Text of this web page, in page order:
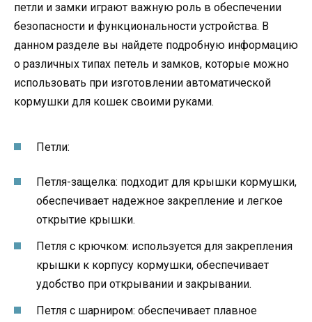
петли и замки играют важную роль в обеспечении
безопасности и функциональности устройства. В
данном разделе вы найдете подробную информацию
о различных типах петель и замков, которые можно
использовать при изготовлении автоматической
кормушки для кошек своими руками.
Петли:
Петля-защелка: подходит для крышки кормушки,
обеспечивает надежное закрепление и легкое
открытие крышки.
Петля с крючком: используется для закрепления
крышки к корпусу кормушки, обеспечивает
удобство при открывании и закрывании.
Петля с шарниром: обеспечивает плавное